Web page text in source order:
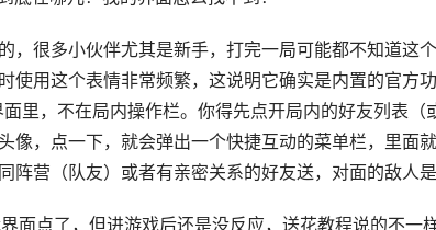
，很多小伙伴尤其是新手，打完一局可能都不知道这
使用这个表情非常频繁，这说明它确实是内置的官方
里，不在局内操作栏。你得先点开局内的好友列表
像，点一下，就会弹出一个快捷互动的菜单栏，里面
阵营（队友）或者有亲密关系的好友送，对面的敌人是
面点了，但进游戏后还是没反应，送花教程说的不一